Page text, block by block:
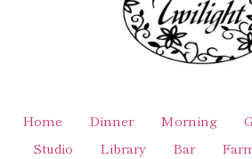
Home Dinner Morning
Studio
Library Bar